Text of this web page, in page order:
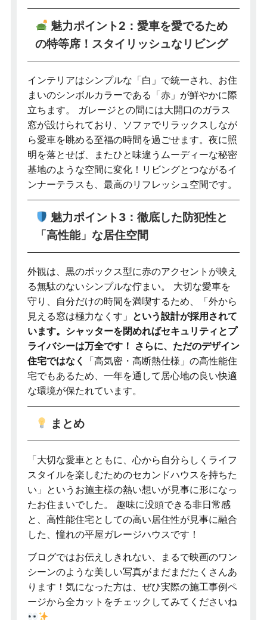
魅力ポイント2：愛車を愛でるため
の特等席！スタイリッシュなリビング
インテリアはシンプルな「白」で統一され、お住
まいのシンボルカラーである「赤」が鮮やかに際
立ちます。 ガレージとの間には大開口のガラス
窓が設けられており、ソファでリラックスしなが
ら愛車を眺める至福の時間を過ごせます。夜に照
明を落とせば、またひと味違うムーディーな秘密
基地のような空間に変化！リビングとつながるイ
ンナーテラスも、最高のリフレッシュ空間です。
魅力ポイント3：徹底した防犯性と
「高性能」な居住空間
外観は、黒のボックス型に赤のアクセントが映え
る無駄のないシンプルな佇まい。 大切な愛車を
守り、自分だけの時間を満喫するため、「外から
見える窓は極力なくす」 という設計が採用されて
います。シャッターを閉めればセキュリティとプ
ライバシーは万全です！ さらに、ただのデザイン
住宅ではなく
「高気密・高断熱仕様」の高性能住
宅でもあるため、一年を通して居心地の良い快適
な環境が保たれています。
まとめ
「大切な愛車とともに、心から自分らしくライフ
スタイルを楽しむためのセカンドハウスを持ちた
い」というお施主様の熱い想いが見事に形になっ
たお住まいでした。 趣味に没頭できる非日常感
と、高性能住宅としての高い居住性が見事に融合
した、憧れの平屋ガレージハウスです！
ブログではお伝えしきれない、まるで映画のワン
シーンのような美しい写真がまだまだたくさんあ
ります！気になった方は、ぜひ実際の施工事例ペ
ージから全カットをチェックしてみてくださいね